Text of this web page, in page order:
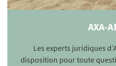
AXA-
Les experts juridiques
disposition pour toute